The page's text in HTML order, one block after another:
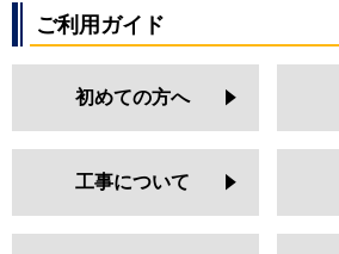
ご利用ガイド
初めての方へ
工事について